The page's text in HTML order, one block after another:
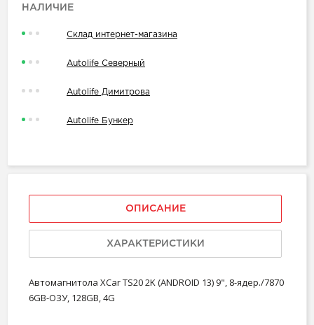
НАЛИЧИЕ
Склад интернет-магазина
Autolife Северный
Autolife Димитрова
Autolife Бункер
ОПИСАНИЕ
ХАРАКТЕРИСТИКИ
Автомагнитола XCar TS20 2K (ANDROID 13) 9", 8-ядер./7870
6GB-ОЗУ, 128GB, 4G